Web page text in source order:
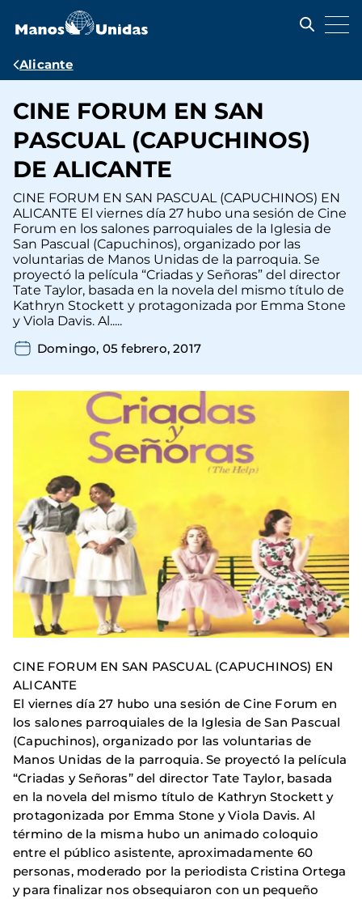
contenido
Ruta
navegación
Alicante
CINE FORUM EN SAN
PASCUAL (CAPUCHINOS)
DE ALICANTE
CINE FORUM EN SAN PASCUAL (CAPUCHINOS) EN
ALICANTE El viernes día 27 hubo una sesión de Cine
Forum en los salones parroquiales de la Iglesia de
San Pascual (Capuchinos), organizado por las
voluntarias de Manos Unidas de la parroquia. Se
proyectó la película “Criadas y Señoras” del director
Tate Taylor, basada en la novela del mismo título de
Kathryn Stockett y protagonizada por Emma Stone
y Viola Davis. Al.....
Domingo, 05 febrero, 2017
CINE FORUM EN SAN PASCUAL (CAPUCHINOS) EN
ALICANTE
El viernes día 27 hubo una sesión de Cine Forum en
los salones parroquiales de la Iglesia de San Pascual
(Capuchinos), organizado por las voluntarias de
Manos Unidas de la parroquia. Se proyectó la película
“Criadas y Señoras” del director Tate Taylor, basada
en la novela del mismo título de Kathryn Stockett y
protagonizada por Emma Stone y Viola Davis. Al
término de la misma hubo un animado coloquio
entre el público asistente, aproximadamente 60
personas, moderado por la periodista Cristina Ortega
y para finalizar nos obsequiaron con un pequeño